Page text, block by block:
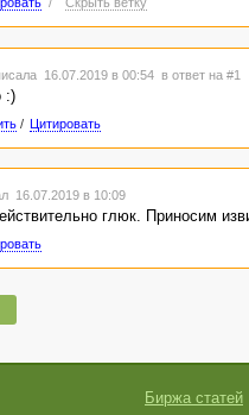
16.07.2019 в 00:54 в ответ на #1
:)
/ Цитировать
16.07.2019 в 10:09
глюк. Приносим
Биржа статей